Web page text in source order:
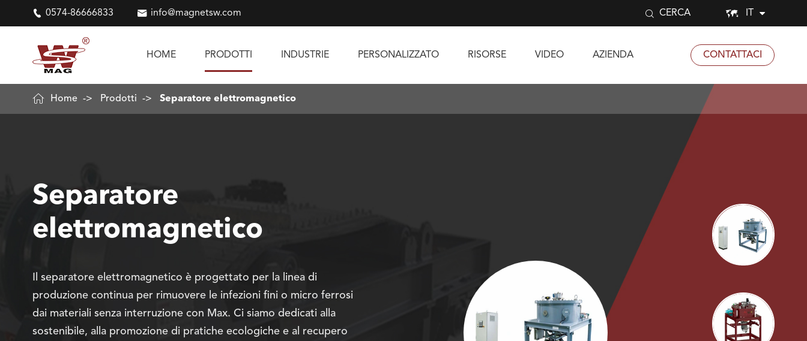
 0574-86666833  info@magnetsw.com  CERCA  IT
HOME PRODOTTI INDUSTRIE PERSONALIZZATO RISORSE VIDEO AZIENDA CONTATTACI
 Home Prodotti Separatore elettromagnetico
Separatore
elettromagnetico
Il separatore elettromagnetico è progettato per la linea di
produzione continua per rimuovere le infezioni fini o micro ferrosi
dai materiali senza interruzione con Max. Ci siamo dedicati alla
sostenibile, alla promozione di pratiche ecologiche e al recupero